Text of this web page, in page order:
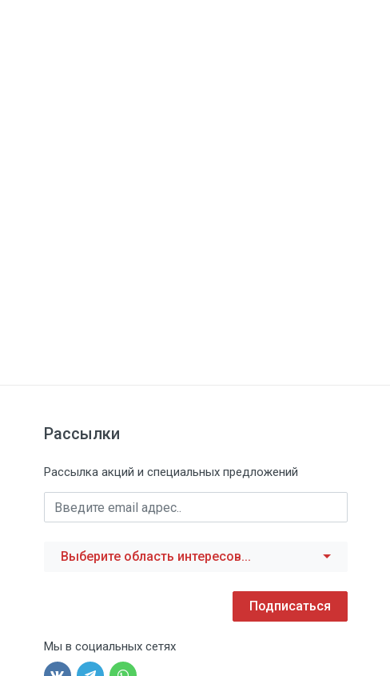
Рассылки
Рассылка акций и специальных предложений
Выберите область интересов...
Подписаться
Мы в социальных сетях